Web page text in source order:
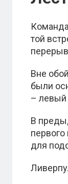
той
Вне
были
– левый
В
для